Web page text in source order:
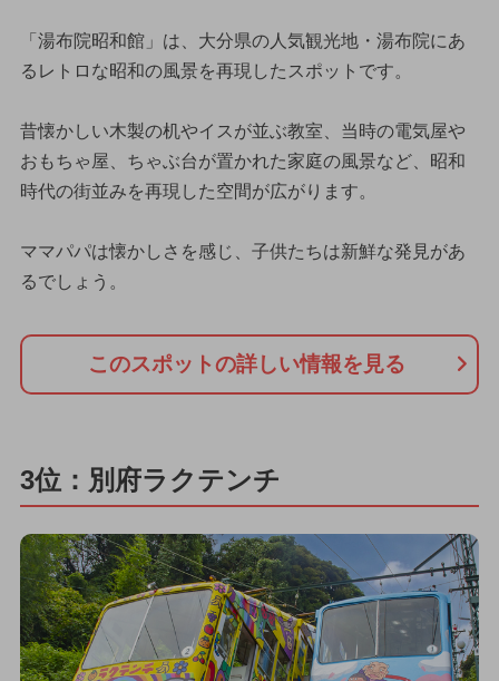
「湯布院昭和館」は、大分県の人気観光地・湯布院にあ
るレトロな昭和の風景を再現したスポットです。
昔懐かしい木製の机やイスが並ぶ教室、当時の電気屋や
おもちゃ屋、ちゃぶ台が置かれた家庭の風景など、昭和
時代の街並みを再現した空間が広がります。
ママパパは懐かしさを感じ、子供たちは新鮮な発見があ
るでしょう。
このスポットの詳しい情報を見る
3位：別府ラクテンチ